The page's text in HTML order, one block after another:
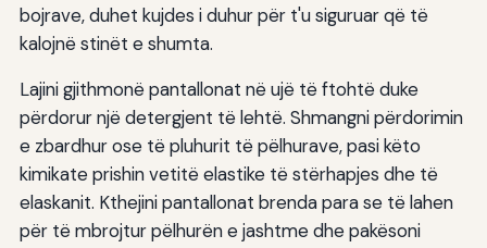
bojrave, duhet kujdes i duhur për t'u siguruar që të
kalojnë stinët e shumta.
Lajini gjithmonë pantallonat në ujë të ftohtë duke
përdorur një detergjent të lehtë. Shmangni përdorimin
e zbardhur ose të pluhurit të pëlhurave, pasi këto
kimikate prishin vetitë elastike të stërhapjes dhe të
elaskanit. Kthejini pantallonat brenda para se të lahen
për të mbrojtur pëlhurën e jashtme dhe pakësoni